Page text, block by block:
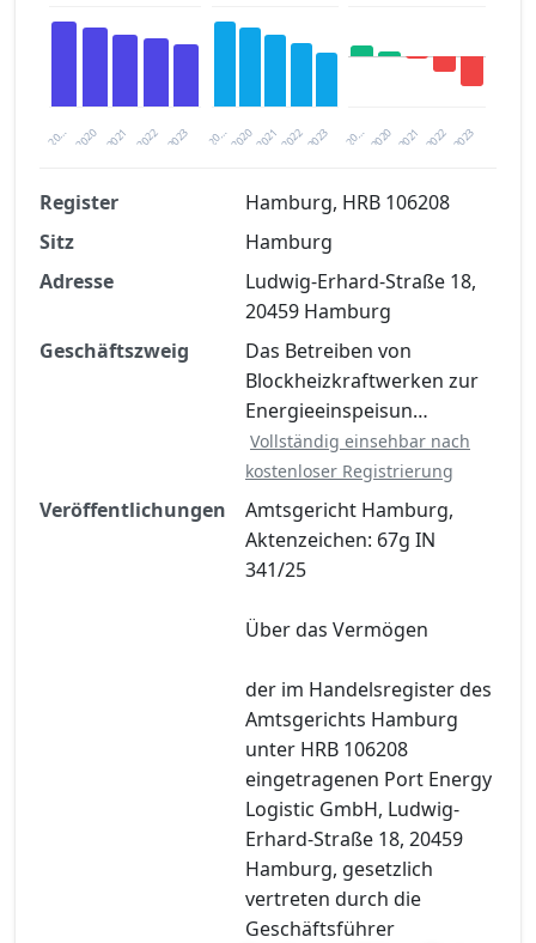
20… 2021 2023
2020 2022 20… 2021 2023
2020 2022 20… 2021 2023
2020 2022
Finanzkennzahlen nach kostenloser
Registrierung verfügbar
Jetzt kostenlos registrieren
Register
Hamburg, HRB 106208
Sitz
Hamburg
Adresse
Ludwig-Erhard-Straße 18,
20459 Hamburg
Geschäftszweig
Das Betreiben von
Blockheizkraftwerken zur
Energieeinspeisun…
Vollständig einsehbar nach
kostenloser Registrierung
Veröffentlichungen
Amtsgericht Hamburg,
Aktenzeichen: 67g IN
341/25
Über das Vermögen
der im Handelsregister des
Amtsgerichts Hamburg
unter HRB 106208
eingetragenen Port Energy
Logistic GmbH, Ludwig-
Erhard-Straße 18, 20459
Hamburg, gesetzlich
vertreten durch die
Geschäftsführer